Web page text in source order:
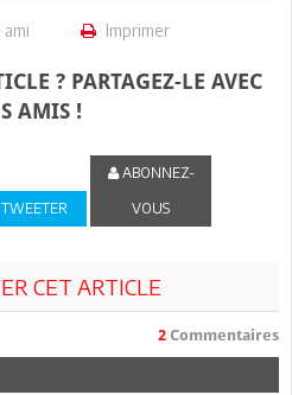
Imprimer
? PARTAGEZ-LE AVEC
AMIS !
ABONNEZ-
VOUS
CET ARTICLE
2 Commentaires